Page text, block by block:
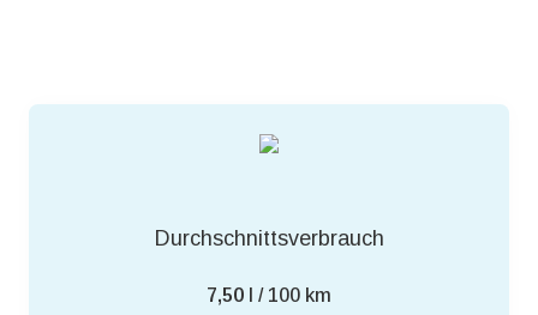
Durchschnittsverbrauch
7,50 l / 100 km